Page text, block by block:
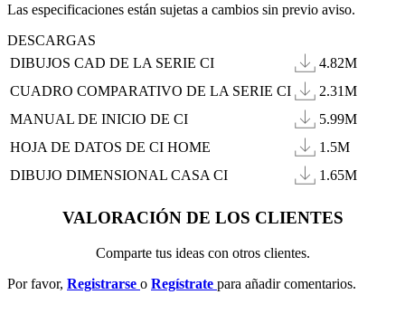
Las especificaciones están sujetas a cambios sin previo aviso.
DESCARGAS
DIBUJOS CAD DE LA SERIE CI
4.82M
CUADRO COMPARATIVO DE LA SERIE CI
2.31M
MANUAL DE INICIO DE CI
5.99M
HOJA DE DATOS DE CI HOME
1.5M
DIBUJO DIMENSIONAL CASA CI
1.65M
VALORACIÓN DE LOS CLIENTES
Comparte tus ideas con otros clientes.
Por favor, Registrarse o Regístrate para añadir comentarios.